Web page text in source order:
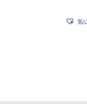
気